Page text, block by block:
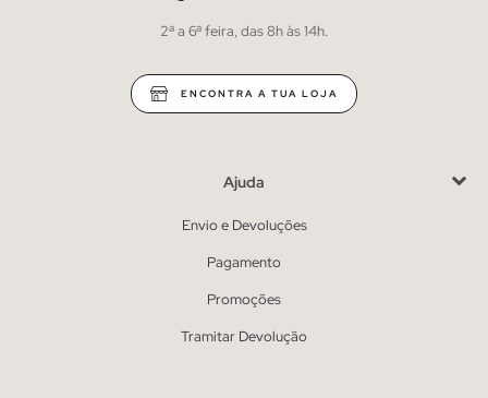
2ª a 6ª feira, das 8h às 14h.
ENCONTRA A TUA LOJA
Ajuda
Envio e Devoluções
Pagamento
Promoções
Tramitar Devolução